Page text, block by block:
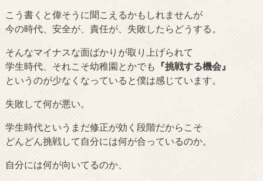
こう書くと偉そうに聞こえるかもしれませんが
今の時代、安全が、責任が、失敗したらどうする。
そんなマイナスな面ばかりが取り上げられて
学生時代、それこそ幼稚園とかでも 『挑戦する機会』
というのが少なくなっていると僕は感じています。
失敗して何が悪い。
学生時代というまだ修正が効く段階だからこそ
どんどん挑戦して自分には何が合っているのか。
自分には何が向いてるのか、